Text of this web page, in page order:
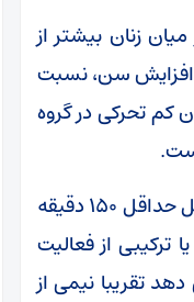
زنان بیشتر از
افزایش سن، نسبت
کم تحرکی در گروه
در این گزارش، میزان فعالیت فیزیکی مناسب از نظر سازمان جهانی بهداشت شامل حداقل ۱۵۰ دقیقه
در هفته، یا ترکیبی از فعالیت
تقریبا نیمی از